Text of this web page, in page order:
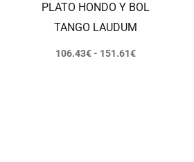
PLATO HONDO Y BOL
TANGO LAUDUM
106.43€- 151.61€